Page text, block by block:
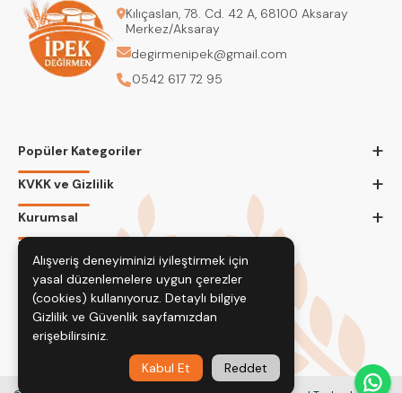
Kılıçaslan, 78. Cd. 42 A, 68100 Aksaray
Merkez/Aksaray
degirmenipek@gmail.com
0542 617 72 95
Popüler Kategoriler +
KVKK ve Gizlilik +
Kurumsal +
Bizi Takip Edin
Alışveriş deneyiminizi iyileştirmek için
yasal düzenlemelere uygun çerezler
(cookies) kullanıyoruz. Detaylı bilgiye
Gizlilik ve Güvenlik sayfamızdan
erişebilirsiniz.
Kabul Et
Reddet